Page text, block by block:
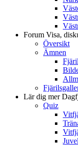
Forum Visa,
Översikt
Ämnen
Lär dig mer
Quiz